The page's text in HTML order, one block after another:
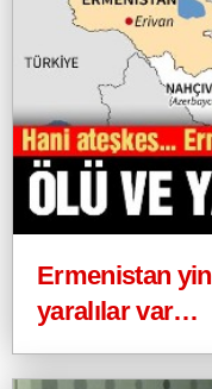
Ermenistan
yaralılar var…